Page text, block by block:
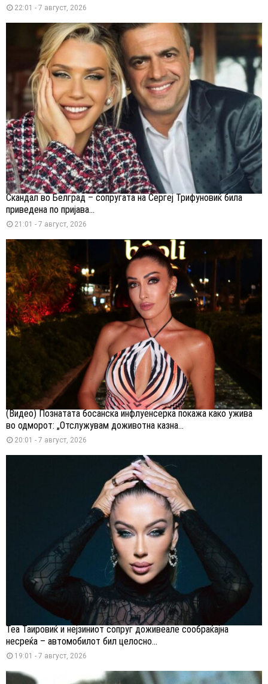
22:01 - 7 август, 2026
Скандал во Белград – сопругата на Сергеј Трифуновиќ била
приведена по пријава...
21:01 - 7 август, 2026
(Видео) Познатата босанска инфлуенсерка покажа како ужива
во одморот: „Отслужувам доживотна казна...
20:01 - 7 август, 2026
Теа Таировиќ и нејзиниот сопруг доживеале сообраќајна
несреќа – автомобилот бил целосно...
19:01 - 7 август, 2026